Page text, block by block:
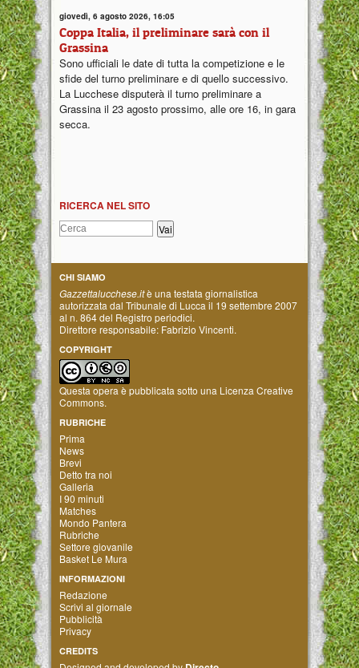
giovedì, 6 agosto 2026, 16:05
Coppa Italia, il preliminare sarà con il
Grassina
Sono ufficiali le date di tutta la competizione e le
sfide del turno preliminare e di quello successivo.
La Lucchese disputerà il turno preliminare a
Grassina il 23 agosto prossimo, alle ore 16, in gara
secca.
RICERCA NEL SITO
CHI SIAMO
Gazzettalucchese.itè una testata giornalistica
autorizzata dal Tribunale di Lucca il 19 settembre 2007
al n. 864 del Registro periodici.
Direttore responsabile: Fabrizio Vincenti.
COPYRIGHT
Questa opera è pubblicata sotto una Licenza Creative
Commons.
RUBRICHE
Prima
News
Brevi
Detto tra noi
Galleria
I 90 minuti
Matches
Mondo Pantera
Rubriche
Settore giovanile
Basket Le Mura
INFORMAZIONI
Redazione
Scrivi al giornale
Pubblicità
Privacy
CREDITS